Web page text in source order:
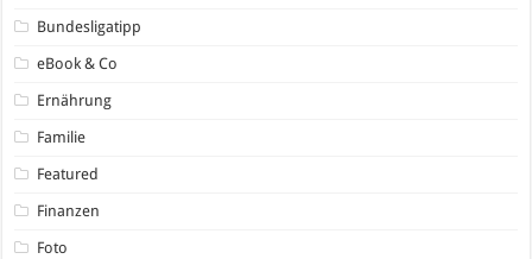
Bundesligatipp
eBook & Co
Ernährung
Familie
Featured
Finanzen
Foto